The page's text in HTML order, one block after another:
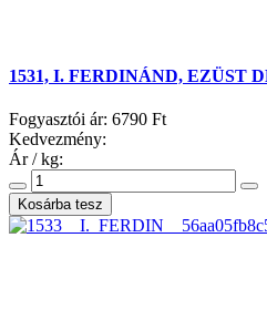
1531, I. FERDINÁND, EZÜST
Fogyasztói ár: 6790 Ft
Kedvezmény:
Ár / kg: